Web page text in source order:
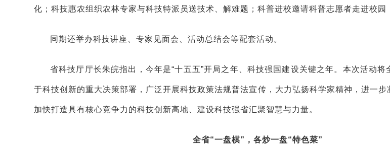
化；科技惠农组织农林专家与科技特派员送技术、解难题；科普进校邀请科普志愿者走进校园
同期还举办科技讲座、专家见面会、活动总结会等配套活动。
省科技厅厅长朱皖指出，今年是“十五五”开局之年、科技强国建设关键之年。本次活动将
于科技创新的重大决策部署，广泛开展科技政策法规普法宣传，大力弘扬科学家精神，进一步
加快打造具有核心竞争力的科技创新高地、建设科技强省汇聚智慧与力量。
全省“一盘棋”，各炒一盘“特色菜”